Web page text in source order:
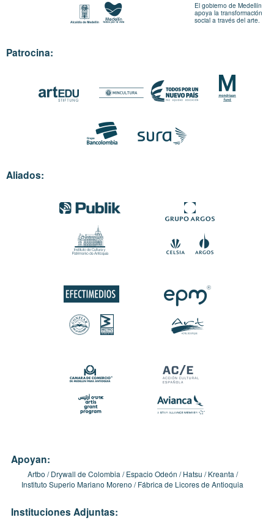
El gobierno de Medellín
apoya la transformación
social a través del arte.
Patrocina:
Aliados:
Apoyan:
Artbo Drywall de Colombia Espacio Odeón Hatsu
Kreanta
Instituto Superio Mariano Moreno
Fábrica de Licores de Antioquia
Instituciones Adjuntas: